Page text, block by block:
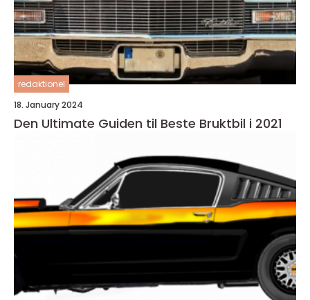
redaktionel
18. January 2024
Den Ultimate Guiden til Beste Bruktbil i 2021